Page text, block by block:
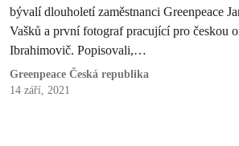
bývalí dlouholetí zaměstnanci Greenpeace
Vašků a první fotograf pracující pro českou
Ibrahimovič. Popisovali,…
Greenpeace Česká republika
14 září, 2021